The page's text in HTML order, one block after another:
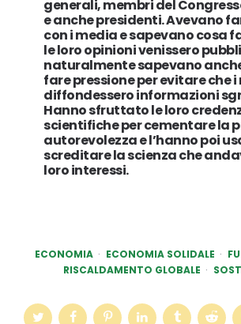
ECONOMIA ECONOMIA SOLIDALE
RISCALDAMENTO GLOBALE